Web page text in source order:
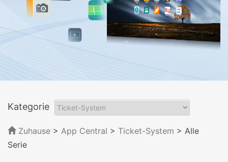
Kategorie
Zuhause > App Central > Ticket-System > Alle
Serie